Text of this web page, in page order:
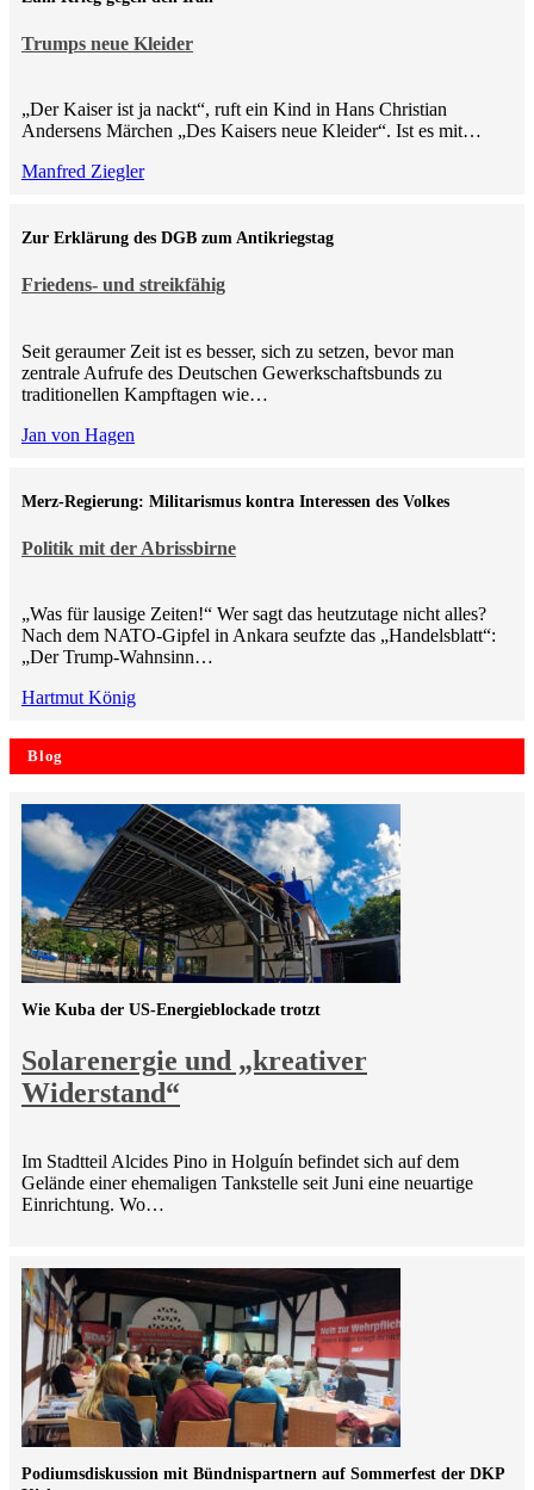
Trumps neue Kleider
„Der Kaiser ist ja nackt“, ruft ein Kind in Hans Christian
Andersens Märchen „Des Kaisers neue Kleider“. Ist es mit…
Manfred Ziegler
Friedens- und streikfähig
Zur Erklärung des DGB zum Antikriegstag
Seit geraumer Zeit ist es besser, sich zu setzen, bevor man
zentrale Aufrufe des Deutschen Gewerkschaftsbunds zu
traditionellen Kampftagen wie…
Jan von Hagen
Politik mit der Abrissbirne
Merz-Regierung: Militarismus kontra Inte­ressen des Volkes
„Was für lausige Zeiten!“ Wer sagt das heutzutage nicht alles?
Nach dem NATO-Gipfel in Ankara seufzte das „Handelsblatt“:
„Der Trump-Wahnsinn…
Hartmut König
Blog
Solarenergie und „kreativer
Widerstand“
Wie Kuba der US-Energieblockade trotzt
Im Stadtteil Alcides Pino in Holguín befindet sich auf dem
Gelände einer ehemaligen Tankstelle seit Juni eine neuartige
Einrichtung. Wo…
Podiumsdiskussion mit Bündnispartnern auf Sommerfest der DKP